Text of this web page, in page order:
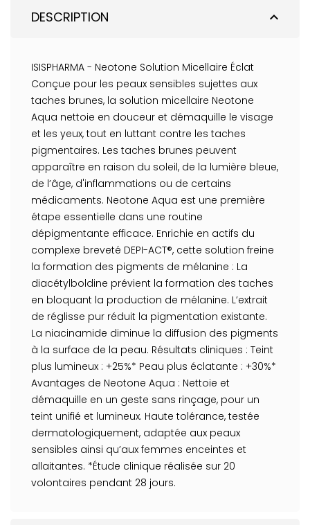
expand_less
DESCRIPTION
ISISPHARMA - Neotone Solution Micellaire Éclat
Conçue pour les peaux sensibles sujettes aux
taches brunes, la solution micellaire Neotone
Aqua nettoie en douceur et démaquille le visage
et les yeux, tout en luttant contre les taches
pigmentaires. Les taches brunes peuvent
apparaître en raison du soleil, de la lumière bleue,
de l’âge, d'inflammations ou de certains
médicaments. Neotone Aqua est une première
étape essentielle dans une routine
dépigmentante efficace. Enrichie en actifs du
complexe breveté DEPI-ACT®, cette solution freine
la formation des pigments de mélanine : La
diacétylboldine prévient la formation des taches
en bloquant la production de mélanine. L’extrait
de réglisse pur réduit la pigmentation existante.
La niacinamide diminue la diffusion des pigments
à la surface de la peau. Résultats cliniques : Teint
plus lumineux : +25%* Peau plus éclatante : +30%*
Avantages de Neotone Aqua : Nettoie et
démaquille en un geste sans rinçage, pour un
teint unifié et lumineux. Haute tolérance, testée
dermatologiquement, adaptée aux peaux
sensibles ainsi qu’aux femmes enceintes et
allaitantes. *Étude clinique réalisée sur 20
volontaires pendant 28 jours.